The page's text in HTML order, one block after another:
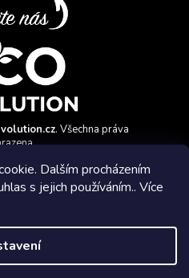
Dalším procházením
s jejich používáním.. Více
. Všechna práva
program